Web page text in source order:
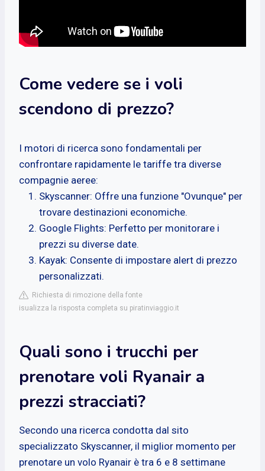
Come vedere se i voli
scendono di prezzo?
I motori di ricerca sono fondamentali per
confrontare rapidamente le tariffe tra diverse
compagnie aeree:
Skyscanner: Offre una funzione "Ovunque" per
trovare destinazioni economiche.
Google Flights: Perfetto per monitorare i
prezzi su diverse date.
Kayak: Consente di impostare alert di prezzo
personalizzati.
Richiesta di rimozione della fonte
isualizza la risposta completa su piratinviaggio.it
Quali sono i trucchi per
prenotare voli Ryanair a
prezzi stracciati?
Secondo una ricerca condotta dal sito
specializzato Skyscanner, il miglior momento per
prenotare un volo Ryanair è tra 6 e 8 settimane